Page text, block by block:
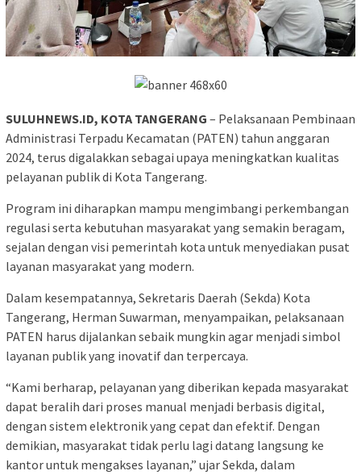
SULUHNEWS.ID, KOTA TANGERANG – Pelaksanaan Pembinaan
Administrasi Terpadu Kecamatan (PATEN) tahun anggaran
2024, terus digalakkan sebagai upaya meningkatkan kualitas
pelayanan publik di Kota Tangerang.
Program ini diharapkan mampu mengimbangi perkembangan
regulasi serta kebutuhan masyarakat yang semakin beragam,
sejalan dengan visi pemerintah kota untuk menyediakan pusat
layanan masyarakat yang modern.
Dalam kesempatannya, Sekretaris Daerah (Sekda) Kota
Tangerang, Herman Suwarman, menyampaikan, pelaksanaan
PATEN harus dijalankan sebaik mungkin agar menjadi simbol
layanan publik yang inovatif dan terpercaya.
“Kami berharap, pelayanan yang diberikan kepada masyarakat
dapat beralih dari proses manual menjadi berbasis digital,
dengan sistem elektronik yang cepat dan efektif. Dengan
demikian, masyarakat tidak perlu lagi datang langsung ke
kantor untuk mengakses layanan,” ujar Sekda, dalam